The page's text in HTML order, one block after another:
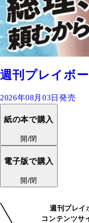
週刊プレイボ
2026年08月03日発売
紙の本で購入
開/閉
電子版で購入
開/閉
週刊プレイ
コンテンツサ